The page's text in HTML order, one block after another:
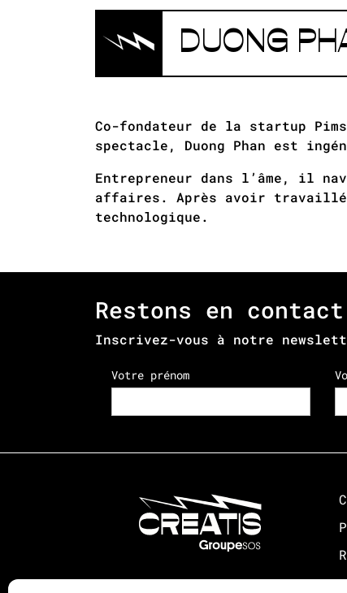
DUONG
Co-fondateur de la startup
spectacle, Duong Phan est
Entrepreneur dans l’âme, il
affaires. Après avoir travaillé
technologique.
Restons en contact
Inscrivez-vous à notre
Votre prénom